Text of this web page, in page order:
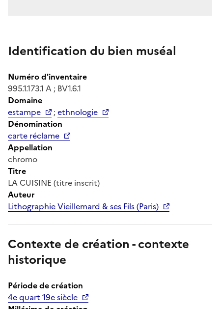
Identification du bien muséal
Numéro d'inventaire
995.1.173.1 A ; BV1.6.1
Domaine
estampe
;ethnologie
Dénomination
carte réclame
Appellation
chromo
Titre
LA CUISINE (titre inscrit)
Auteur
Lithographie Vieillemard & ses Fils (Paris)
Contexte de création - contexte
historique
Période de création
4e quart 19e siècle